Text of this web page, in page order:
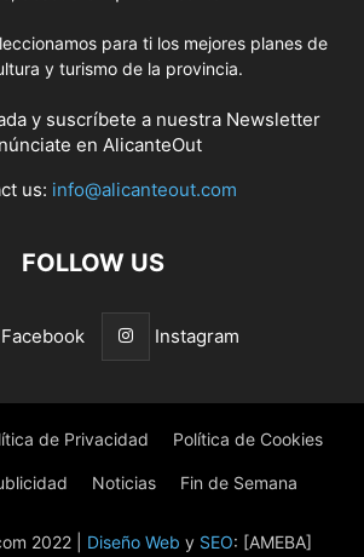
para ti los mejores planes de
y turismo de la provincia.
y suscríbete a nuestra Newsletter
en AlicanteOut
us: info@alicanteout.com
FOLLOW US
Facebook Instagram
de Privacidad Política de Cookies
Noticias Fin de Semana
2022 | Diseño Web y SEO: [AMEBA]